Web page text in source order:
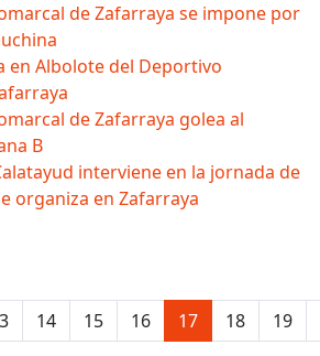
de Zafarraya se impone por
en Albolote del Deportivo
de Zafarraya golea al
B
interviene en la jornada de
organiza en Zafarraya
14 15 16 17 18 19